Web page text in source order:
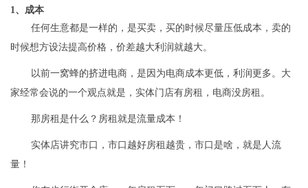
1、成本
任何生意都是一样的，是买卖，买的时候尽量压低成本，卖的
时候想方设法提高价格，价差越大利润就越大。
以前一窝蜂的挤进电商，是因为电商成本更低，利润更多。大
家经常会说的一个观点就是，实体门店有房租，电商没房租。
那房租是什么？房租就是流量成本！
实体店讲究市口，市口越好房租越贵，市口是啥，就是人流
量！